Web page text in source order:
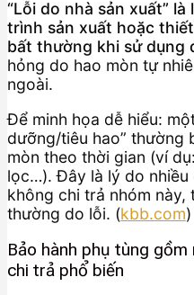
“Lỗi do nhà sản xuất”
trình sản xuất hoặc
bất thường khi sử dụng
hỏng do hao mòn tự
ngoài.
Để minh họa dễ hiểu:
dưỡng/tiêu hao” thường
mòn theo thời gian (ví
lọc…). Đây là lý do nhiều
không chi trả nhóm
thường do lỗi. (kbb.com)
Bảo hành phụ tùng gồm
chi trả phổ biến